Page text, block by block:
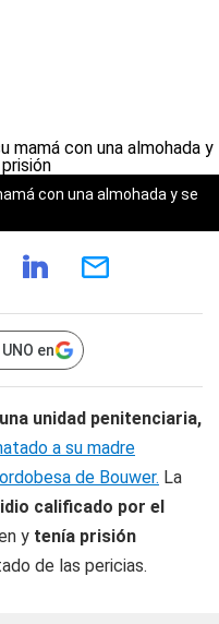
con una almohada y se
en
unidad penitenciaria,
a su madre
de Bouwer. La
calificado por el
y tenía prisión
de las pericias.